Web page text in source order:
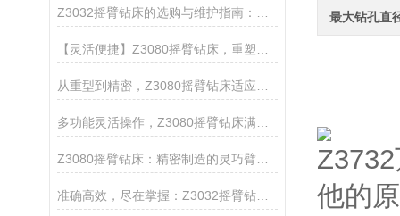
准确高效，尽在掌握：Z3032摇臂钻床的操作优势与应用实例
最大钻孔直
他的